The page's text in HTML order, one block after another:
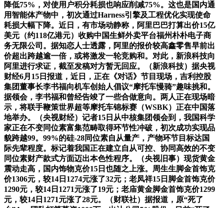
降低75%，对使用户积分耗损也响应削减75%。这也是国内通
用智能体产物中，初次通过Harness引擎及工程优化实现使命
耗损大幅下降。近日，有市场动静称，阿里巴巴打算出价15亿
美元（约118亿港元）收购中国生鲜外卖平台福州朴朴电子商
务无限公司。据知恋人士透露，阿里的报价较高鑫零售早前出
价超出跨越逾一倍，或将激发一轮竞购和。对此，新浪科技向
阿里进行求证，截至发稿对方暂无回应。（新浪科技）据央视
财经6月15日报道，近日，正在《对话》节目现场，吉利控股
集团董事长李书福向机车创始人倡议“摩托车慢骑”趣味挑和。
据领会，李书福和曾经告竣了一些合做意向。两人正在现场暗
示，将联手鞭策世界超等摩托车锦标赛（WSBK）正在中国落
地举办。（央视财经）记者15日从中核集团领会到，我国科学
家正在不变同位素富集范畴取得环节性冲破，初次成功实现品
貌跨越99。99%的硅-28同位素自从量产，产物环节目标达国
际先辈程度。标记着我国正在建立自从可控、协同高效的不变
同位素财产款式方面迈出本色性程序。（央视旧事）现货黄金
震动走高，国内饰物克价15日也随之上涨。周生生脚金首饰克
价1306元，较14日1274元涨了32元；老凤祥15日脚金首饰克价
1290元，较14日1271元涨了19元；老庙黄金脚金首饰克价1299
元，较14日1271元涨了28元。（财联社）据报道，原“死了